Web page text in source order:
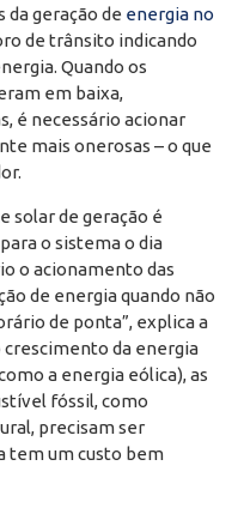
da geração de energia no
de trânsito indicando
Quando os
em baixa,
é necessário acionar
mais onerosas – o que
solar de geração é
o sistema o dia
o acionamento das
de energia quando não
de ponta”, explica a
crescimento da energia
a energia eólica), as
fóssil, como
precisam ser
tem um custo bem